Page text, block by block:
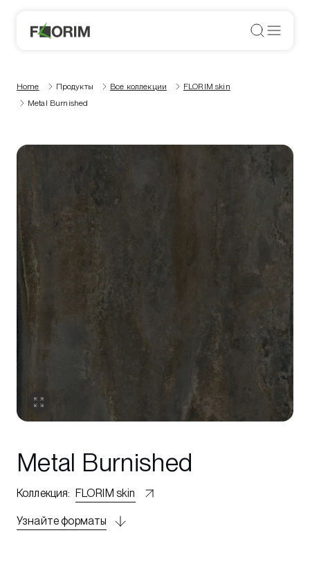
Home Продукты Все коллекции
FLORIM skin
Metal Burnished
Metal Burnished
Коллекция: FLORIM skin
Узнайте форматы